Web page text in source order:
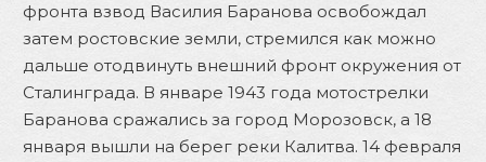
фронта взвод Василия Баранова освобождал
затем ростовские земли, стремился как можно
дальше отодвинуть внешний фронт окружения от
Сталинграда. В январе 1943 года мотострелки
Баранова сражались за город Морозовск, а 18
января вышли на берег реки Калитва. 14 февраля